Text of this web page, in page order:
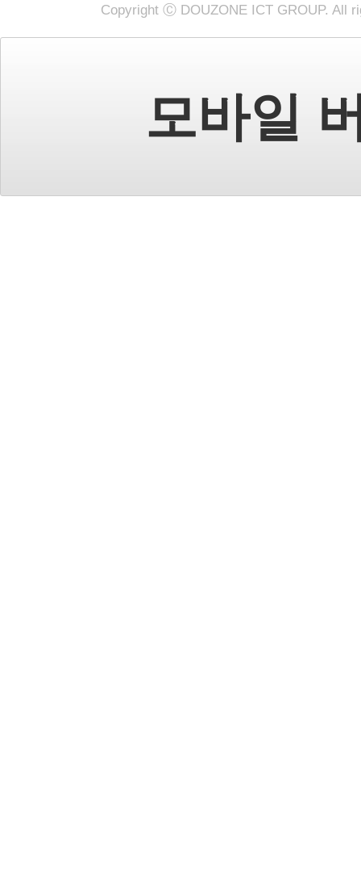
Copyright Ⓒ DOUZONE ICT GROUP. All
모바일